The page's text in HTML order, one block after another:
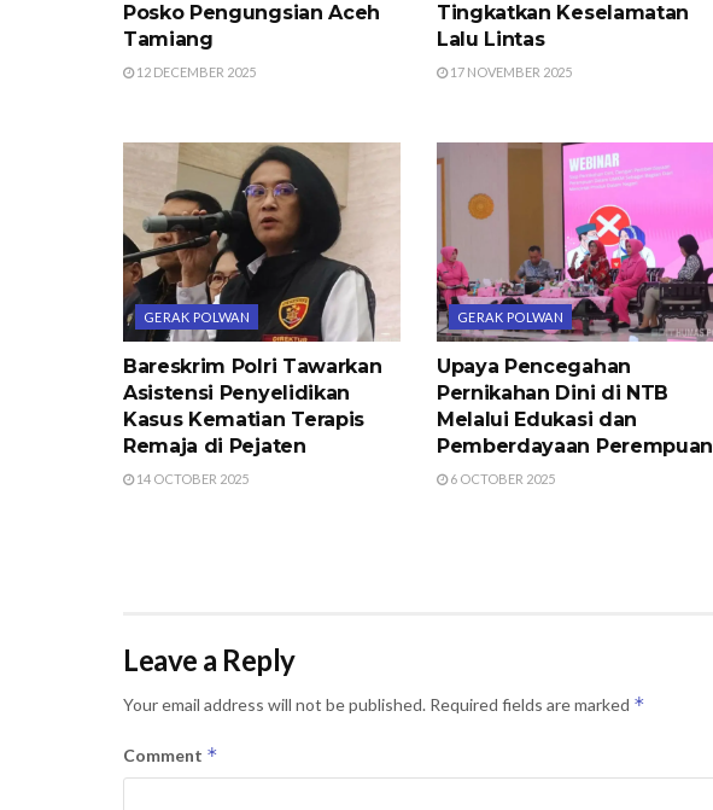
Posko Pengungsian Aceh
Tamiang
12 DECEMBER 2025
Tingkatkan Keselamatan
Lalu Lintas
17 NOVEMBER 2025
GERAK POLWAN
Bareskrim Polri Tawarkan
Asistensi Penyelidikan
Kasus Kematian Terapis
Remaja di Pejaten
14 OCTOBER 2025
GERAK POLWAN
Upaya Pencegahan
Pernikahan Dini di NTB
Melalui Edukasi dan
Pemberdayaan Perempuan
6 OCTOBER 2025
Leave a Reply
Your email address will not be published. Required fields are marked *
Comment *